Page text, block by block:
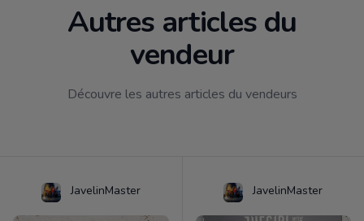
Autres articles du
vendeur
Découvre les autres articles du vendeurs
JavelinMaster JavelinMaster